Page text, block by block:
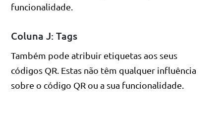
funcionalidade.
Coluna J: Tags
Também pode atribuir etiquetas aos seus
códigos QR. Estas não têm qualquer influência
sobre o código QR ou a sua funcionalidade.